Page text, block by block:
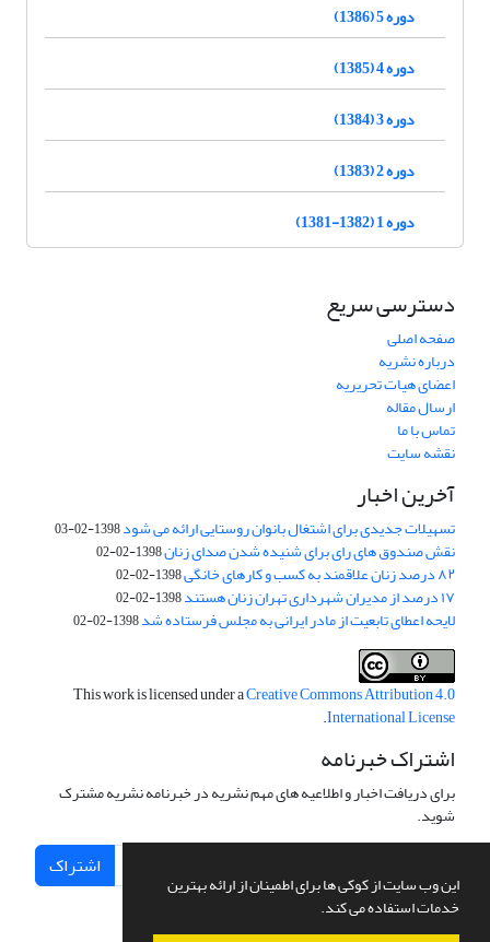
این وب سایت از کوکی ها برای اطمینان از ارائه بهترین
خدمات استفاده می کند.
دوره 5 (1386)
دوره 4 (1385)
دوره 3 (1384)
دوره 2 (1383)
دوره 1 (1382-1381)
دسترسی سریع
صفحه اصلی
درباره نشریه
اعضای هیات تحریریه
ارسال مقاله
تماس با ما
نقشه سایت
آخرین اخبار
تسهیلات جدیدی برای اشتغال بانوان روستایی ارائه می شود1398-02-03
نقش صندوق های رای برای شنیده شدن صدای زنان1398-02-02
۸۲ درصد زنان علاقمند به کسب و کارهای خانگی 1398-02-02
۱۷ درصد از مدیران شهرداری تهران زنان هستند 1398-02-02
لایحه اعطای تابعیت از مادر ایرانی به مجلس فرستاده شد1398-02-02
This work is licensed under aCreative Commons Attribution 4.0
International License
.
اشتراک خبرنامه
برای دریافت اخبار و اطلاعیه های مهم نشریه در خبرنامه نشریه مشترک
شوید.
اشتراک